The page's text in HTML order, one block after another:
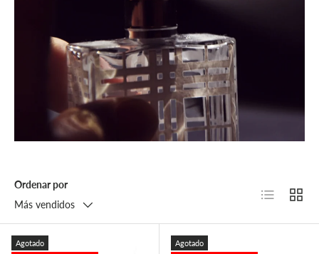
Ordenar por
Más vendidos
Lista
Agotado
Agotado